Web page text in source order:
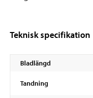
Teknisk specifikation
Bladlängd
Tandning